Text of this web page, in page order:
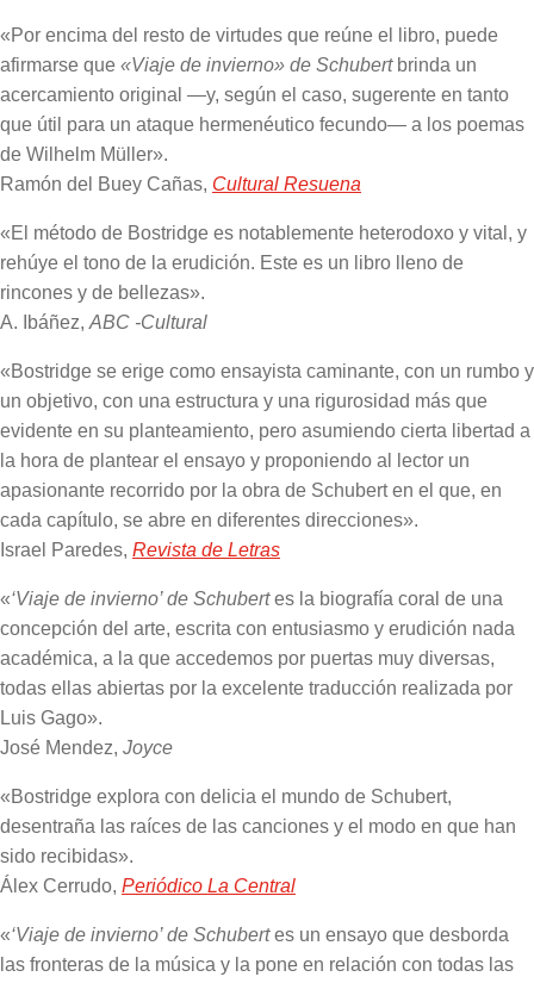
«Por encima del resto de virtudes que reúne el libro, puede
afirmarse que «Viaje de invierno» de Schubertbrinda un
acercamiento original —y, según el caso, sugerente en tanto
que útil para un ataque hermenéutico fecundo— a los poemas
de Wilhelm Müller».
Ramón del Buey Cañas, Cultural Resuena
«El método de Bostridge es notablemente heterodoxo y vital, y
rehúye el tono de la erudición. Este es un libro lleno de
rincones y de bellezas».
A. Ibáñez, ABC -Cultural
«Bostridge se erige como ensayista caminante, con un rumbo y
un objetivo, con una estructura y una rigurosidad más que
evidente en su planteamiento, pero asumiendo cierta libertad a
la hora de plantear el ensayo y proponiendo al lector un
apasionante recorrido por la obra de Schubert en el que, en
cada capítulo, se abre en diferentes direcciones».
Israel Paredes, Revista de Letras
«‘Viaje de invierno’ de Schubertes la biografía coral de una
concepción del arte, escrita con entusiasmo y erudición nada
académica, a la que accedemos por puertas muy diversas,
todas ellas abiertas por la excelente traducción realizada por
Luis Gago».
José Mendez, Joyce
«Bostridge explora con delicia el mundo de Schubert,
desentraña las raíces de las canciones y el modo en que han
sido recibidas».
Álex Cerrudo, Periódico La Central
«‘Viaje de invierno’ de Schubertes un ensayo que desborda
las fronteras de la música y la pone en relación con todas las